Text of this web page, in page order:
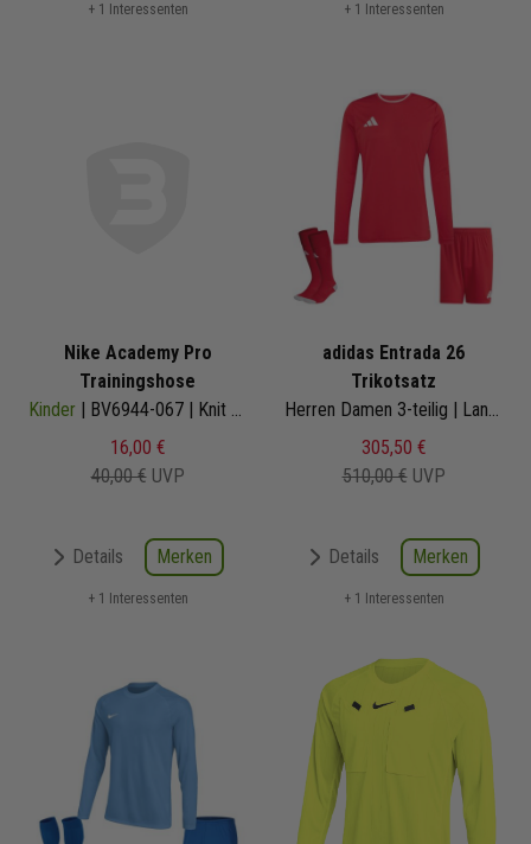
+ 1 Interessenten + 1 Interessenten
Nike Academy Pro
Trainingshose
Kinder | BV6944-067 | Knit Pant
16,00 €
40,00 € UVP
Details Merken
+ 1 Interessenten
adidas Entrada 26
Trikotsatz
Herren Damen 3-teilig | Langarm Shorts Sockenstutzen | Fussball Trikot Set
305,50 €
510,00 € UVP
Details Merken
+ 1 Interessenten